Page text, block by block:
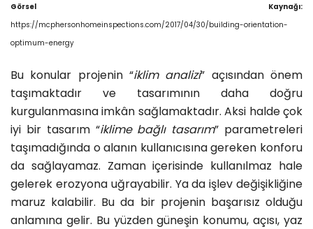
Görsel Kaynağı:
https://mcphersonhomeinspections.com/2017/04/30/building-orientation-
optimum-energy
Bu konular projenin “iklim analizi” açısından önem
taşımaktadır ve tasarımının daha doğru
kurgulanmasına imkân sağlamaktadır. Aksi halde çok
iyi bir tasarım “iklime bağlı tasarım” parametreleri
taşımadığında o alanın kullanıcısına gereken konforu
da sağlayamaz. Zaman içerisinde kullanılmaz hale
gelerek erozyona uğrayabilir. Ya da işlev değişikliğine
maruz kalabilir. Bu da bir projenin başarısız olduğu
anlamına gelir. Bu yüzden güneşin konumu, açısı, yaz